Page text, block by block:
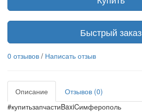
Быстрый заказ
0 отзывов / Написать отзыв
Описание
Отзывов (0)
#купитьзапчастиBaxiCимферополь